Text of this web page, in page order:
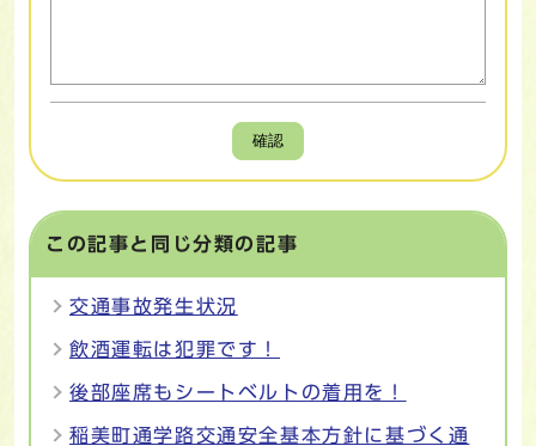
確認
この記事と同じ分類の記事
交通事故発生状況
飲酒運転は犯罪です！
後部座席もシートベルトの着用を！
稲美町通学路交通安全基本方針に基づく通